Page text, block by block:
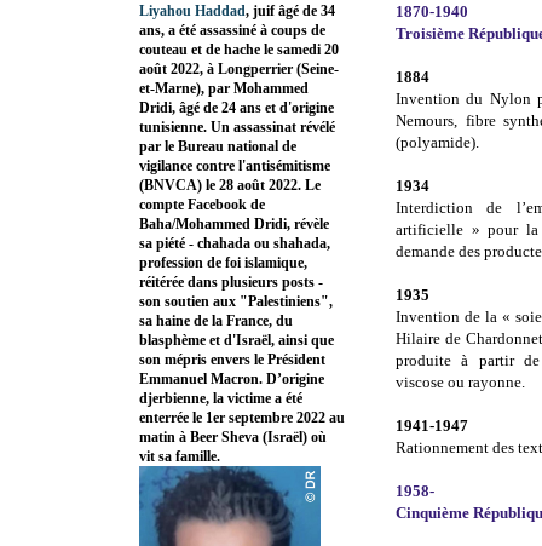
1870-1940
Troisième
1884
Invention du Nylon
Nemours, fibre
(polyamide).
1934
Interdiction de
artificielle » pour la
demande des
1935
Invention de la «
Hilaire de
produite à partir de
viscose ou rayonne.
1941-1947
Rationnement des
1958-
Cinquième
Liyahou Haddad, juif âgé de 34
ans, a été assassiné à coups de
couteau et de hache le samedi 20
août 2022, à Longperrier (Seine-
et-Marne), par Mohammed
Dridi, âgé de 24 ans et d'origine
tunisienne. Un assassinat révélé
par le Bureau national de
vigilance contre l'antisémitisme
(BNVCA) le 28 août 2022. Le
compte Facebook de
Baha/Mohammed Dridi, révèle
sa piété - chahada ou shahada,
profession de foi islamique,
réitérée dans plusieurs posts -
son soutien aux "Palestiniens",
sa haine de la France, du
blasphème et d'Israël, ainsi que
son mépris envers le Président
Emmanuel Macron. D’origine
djerbienne, la victime a été
enterrée le 1er septembre 2022 au
matin à Beer Sheva (Israël) où
vit sa famille.